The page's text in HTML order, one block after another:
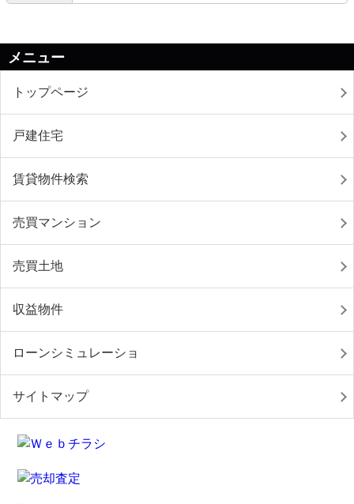
メニュー
トップページ
戸建住宅
賃貸物件検索
売買マンション
売買土地
収益物件
ローンシミュレーショ
サイトマップ